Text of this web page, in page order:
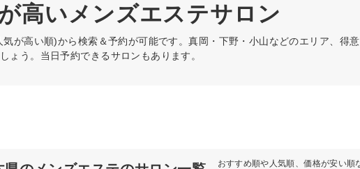
高いメンズエステサロン
気が高い順)から検索＆予約が可能です。真岡・下野・小山などのエリア、得
ょう。当日予約できるサロンもあります。
おすすめ順や人気順、価格が安い